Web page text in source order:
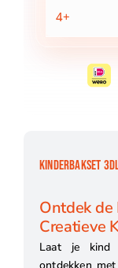
4+
KINDERBAKSET
Ontdek de
Creatieve
Laat je kind